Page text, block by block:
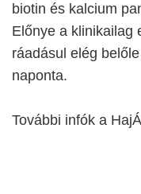
biotin és kalcium
Előnye a klinikailag
ráadásul elég
naponta.
További infók a